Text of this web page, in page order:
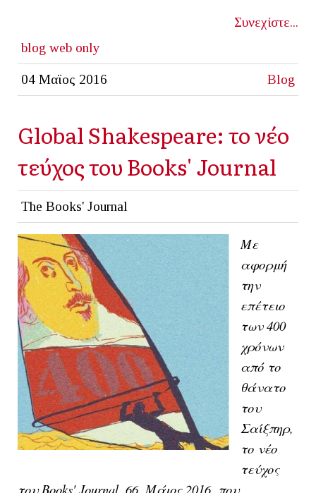
Συνεχίστε...
blog web only
04 Μαϊος 2016 Blog
Global Shakespeare: το νέο
τεύχος του Books' Journal
The Books' Journal
Με
αφορμή
την
επέτειο
των 400
χρόνων
από το
θάνατο
του
Σαίξπηρ,
το νέο
τεύχος
του Books' Journal, 66, Μάιος 2016, που